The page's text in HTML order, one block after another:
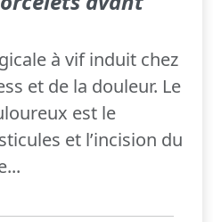
à vif induit chez
et de la douleur. Le
est le
et l’incision du